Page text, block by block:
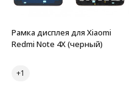
Рамка дисплея для Xiaomi
Redmi Note 4X (черный)